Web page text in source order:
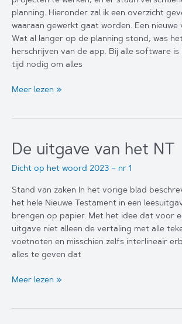
planning. Hieronder zal ik een overzicht
waaraan gewerkt gaat worden. Een nieuwe
Wat al langer op de planning stond, was
herschrijven van de app. Bij alle software
tijd nodig om alles
Toekomstige
Meer lezen »
De uitgave van het NT
Dicht op het woord 2023 – nr 1
Stand van zaken In het vorige blad
het hele Nieuwe Testament in een
brengen op papier. Met het idee dat voor
uitgave niet alleen de vertaling met alle
voetnoten en misschien zelfs interlineair
alles te geven dat
De
Meer lezen »